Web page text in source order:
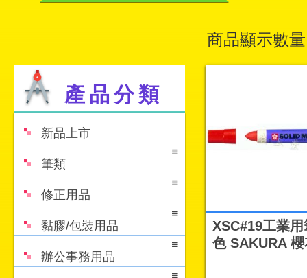
產品分類
新品上市
筆類
修正用品
黏膠/包裝用品
辦公事務用品
商品顯示數量
XSC#19工業
色 SAKURA 櫻